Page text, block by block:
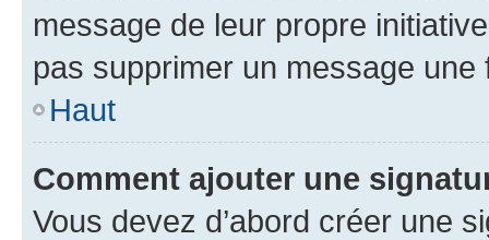
message de leur propre
pas supprimer un message une
Haut
Comment ajouter une
Vous devez d’abord créer une